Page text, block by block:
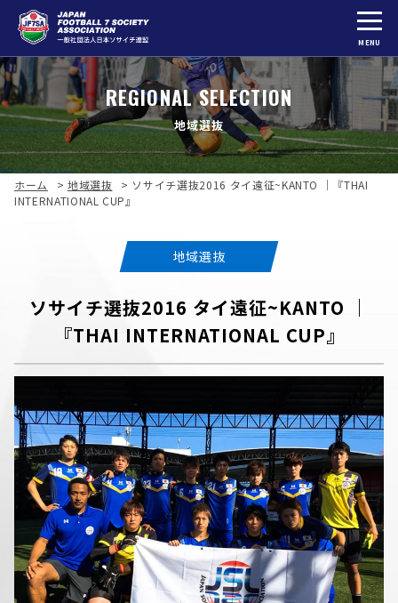
MENU
REGIONAL SELECTION
地域選抜
ホーム > 地域選抜 > ソサイチ選抜2016 タイ遠征~KANTO ｜『THAI
INTERNATIONAL CUP』
地域選抜
ソサイチ選抜2016 タイ遠征~KANTO ｜
『THAI INTERNATIONAL CUP』